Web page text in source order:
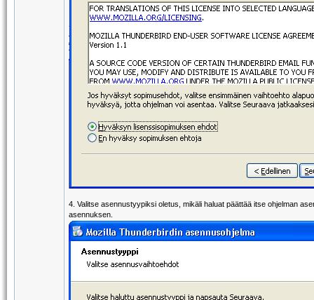
4. Valitse asennustyypiksi oletus, mikäli haluat päättää itse ohjelman
asennuksen.